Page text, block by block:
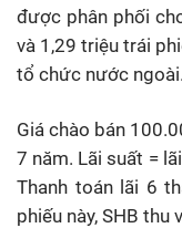
được phân phối
và 1,29 triệu trái
tổ chức nước ngoài.
Giá chào bán
7 năm. Lãi suất =
Thanh toán lãi 6
phiếu này, SHB thu